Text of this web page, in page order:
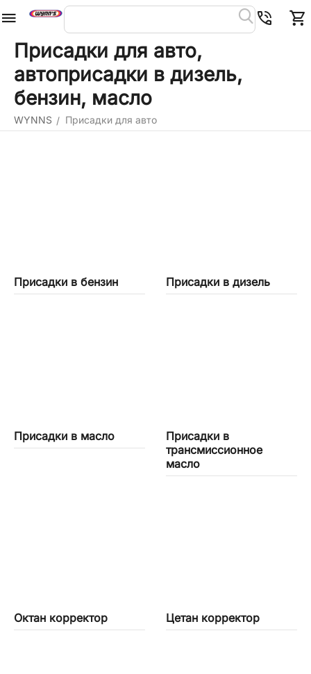
Присадки для авто,
автоприсадки в дизель,
бензин, масло
WYNNS / Присадки для авто
Присадки в бензин Присадки в дизель
Присадки в масло
Присадки в
трансмиссионное
масло
Октан корректор Цетан корректор